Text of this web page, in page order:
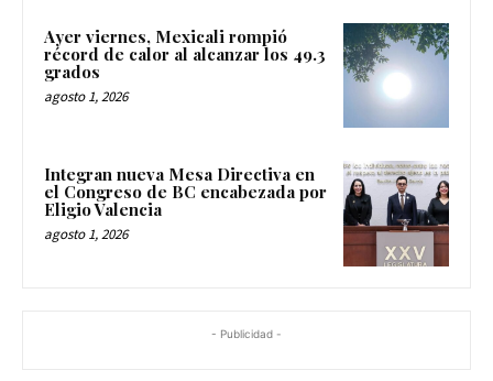
Ayer viernes, Mexicali rompió
récord de calor al alcanzar los 49.3
grados
agosto 1, 2026
Integran nueva Mesa Directiva en
el Congreso de BC encabezada por
Eligio Valencia
agosto 1, 2026
- Publicidad -